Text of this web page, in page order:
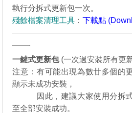
執行分拆式更新包一次。
殘餘檔案清理工具 ：下載點
——-
一鍵式更新包(一次過安裝所有更
注意：有可能出現為數廿多個的
顯示未成功安裝，
因此，建議大家使用分拆
至全部安裝成功。